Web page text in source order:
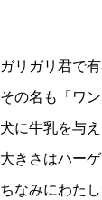
ガリガリ君で
その名も「ワ
犬に牛乳を与
大きさはハー
ちなみにわた